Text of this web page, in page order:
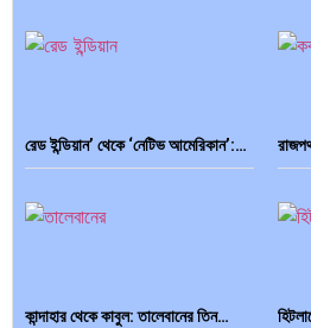
রেড ইন্ডিয়ান’ থেকে ‘নেটিভ আমেরিকান’:…
কান্দাহার থেকে কাবুল: তালেবানের তিন…